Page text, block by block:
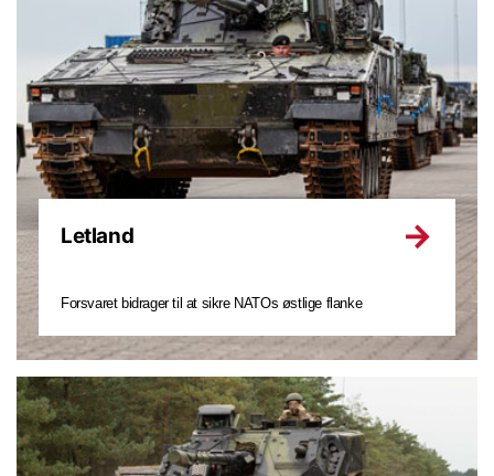
Letland
Forsvaret bidrager til at sikre NATOs østlige flanke